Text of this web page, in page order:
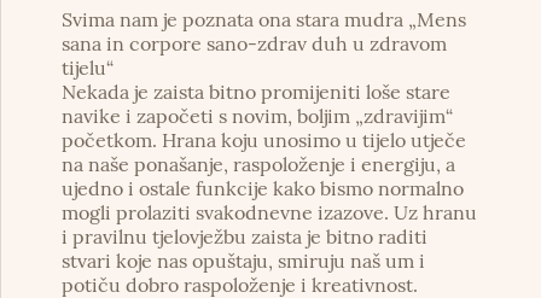
Svima nam je poznata ona stara mudra „Mens
sana in corpore sano-zdrav duh u zdravom
tijelu“
Nekada je zaista bitno promijeniti loše stare
navike i započeti s novim, boljim „zdravijim“
početkom. Hrana koju unosimo u tijelo utječe
na naše ponašanje, raspoloženje i energiju, a
ujedno i ostale funkcije kako bismo normalno
mogli prolaziti svakodnevne izazove. Uz hranu
i pravilnu tjelovježbu zaista je bitno raditi
stvari koje nas opuštaju, smiruju naš um i
potiču dobro raspoloženje i kreativnost.